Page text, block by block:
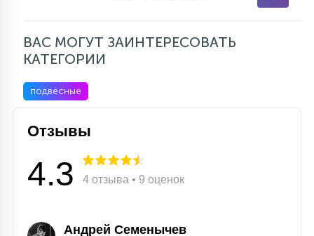
ВАС МОГУТ ЗАИНТЕРЕСОВАТЬ
КАТЕГОРИИ
подвесные
Отзывы
4.3 4 отзыва • 9 оценок
Андрей Семенычев